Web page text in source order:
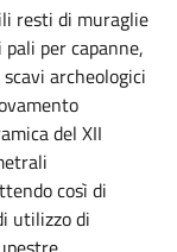
resti di muraglie
per capanne,
archeologici
del XII
così di
utilizzo di